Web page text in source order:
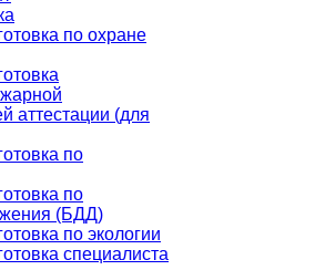
по охране
аттестации (для
по
по
(БДД)
по экологии
специалиста